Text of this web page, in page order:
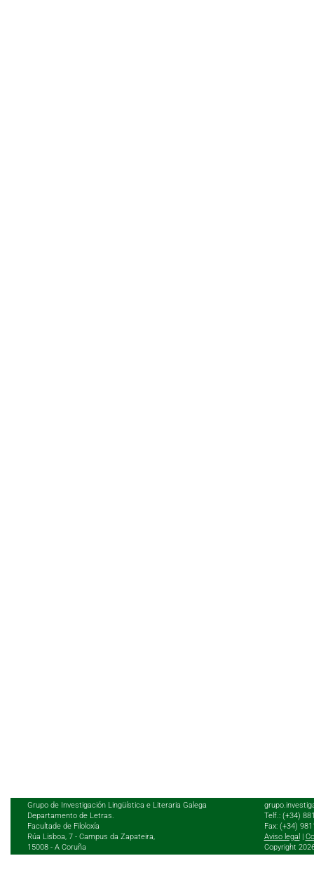
Grupo de Investigación Lingüística e Literaria Galega
Departamento de Letras.
Facultade de Filoloxía
Rúa Lisboa, 7 - Campus da Zapateira,
15008 - A Coruña
Telf.: (+34)
Fax: (+34)
Aviso legal
Copyright